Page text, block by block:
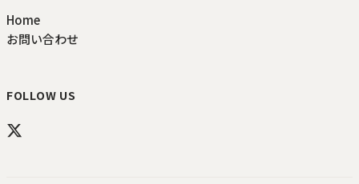
Home
お問い合わせ
FOLLOW US